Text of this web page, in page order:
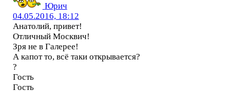
Юрич
04.05.2016, 18:12
Анатолий, привет!
Отличный Москвич!
Зря не в Галерее!
А капот то, всё таки открывается?
?
Гость
Гость